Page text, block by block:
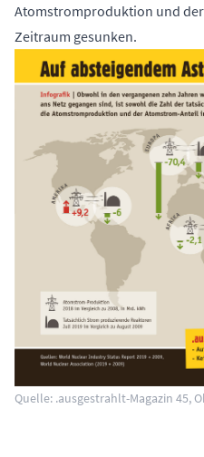
Atomstromproduktion und
Zeitraum gesunken.
Quelle: .ausgestrahlt-Magazin 45,